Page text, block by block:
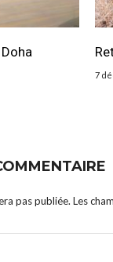
7
pas publiée. Les